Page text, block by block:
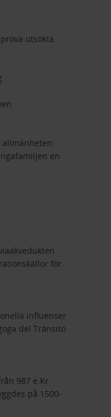
utsökta
en
för
influenser
del Tránsito
987 e.Kr.
på 1500-